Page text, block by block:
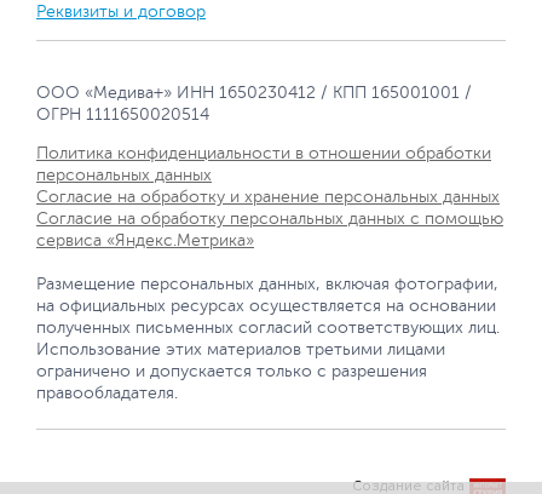
Реквизиты и договор
ООО «Медива+» ИНН 1650230412 / КПП 165001001 /
ОГРН 1111650020514
Политика конфиденциальности в отношении обработки
персональных данных
Согласие на обработку и хранение персональных данных
Согласие на обработку персональных данных с помощью
сервиса «Яндекс.Метрика»
Размещение персональных данных, включая фотографии,
на официальных ресурсах осуществляется на основании
полученных письменных согласий соответствующих лиц.
Использование этих материалов третьими лицами
ограничено и допускается только с разрешения
правообладателя.
Создание сайта